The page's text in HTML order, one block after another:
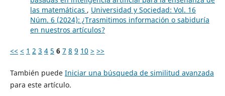
las matemáticas , Universidad y Sociedad: Vol. 16
Núm. 6 (2024): ¿Trasmitimos información o sabiduría
en nuestros artículos?
<< < 1 2 3 4 5 6 7 8 9 10 > >>
También puede Iniciar una búsqueda de similitud avanzada
para este artículo.